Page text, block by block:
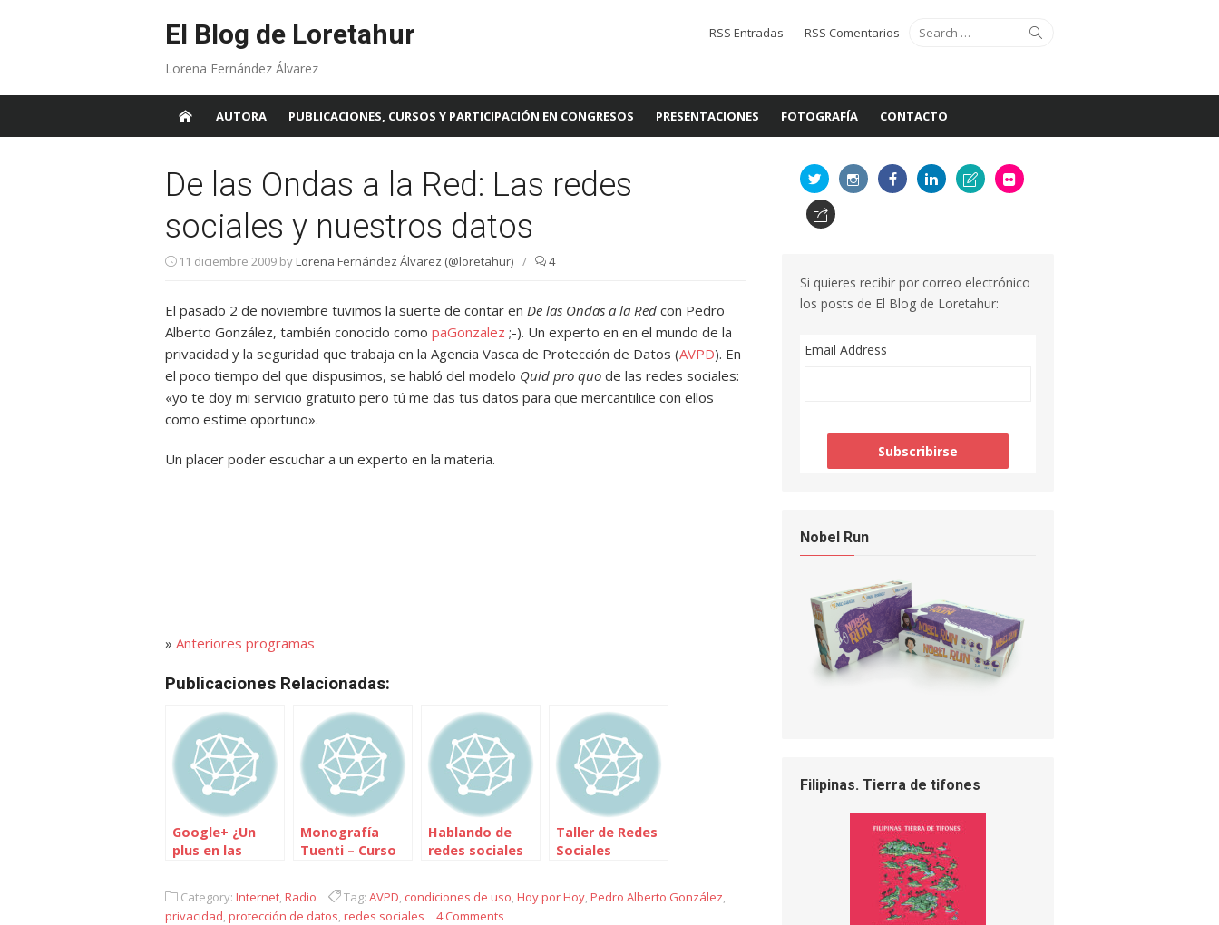
El Blog de Loretahur
Lorena Fernández Álvarez
Search
for:
RSS Entradas RSS Comentarios
AUTORA PUBLICACIONES, CURSOS Y PARTICIPACIÓN EN CONGRESOS PRESENTACIONES FOTOGRAFÍA CONTACTO
De las Ondas a la Red: Las redes
sociales y nuestros datos
11 diciembre 2009 byLorena Fernández Álvarez (@loretahur) / 4
El pasado 2 de noviembre tuvimos la suerte de contar en De las Ondas a la Red con Pedro
Alberto González, también conocido como paGonzalez ;-). Un experto en en el mundo de la
privacidad y la seguridad que trabaja en la Agencia Vasca de Protección de Datos (AVPD). En
el poco tiempo del que dispusimos, se habló del modelo Quid pro quo de las redes sociales:
«yo te doy mi servicio gratuito pero tú me das tus datos para que mercantilice con ellos
como estime oportuno».
Un placer poder escuchar a un experto en la materia.
» Anteriores programas
Publicaciones Relacionadas:
Google+ ¿Un
plus en las
Monografía
Tuenti – Curso
Hablando de
redes sociales
Taller de Redes
Sociales
Category: Internet,Radio Tag: AVPD, condiciones de uso,Hoy por Hoy,Pedro Alberto González,
privacidad,protección de datos,redes sociales 4 Comments
Si quieres recibir por correo electrónico
los posts de El Blog de Loretahur:
Email Address
Nobel Run
Filipinas. Tierra de tifones